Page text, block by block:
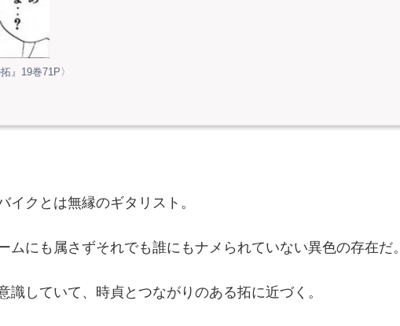
』19巻71P〉
イクとは無縁のギタリスト。
ムにも属さずそれでも誰にもナメられていない異色の存在だ。
識していて、時貞とつながりのある拓に近づく。